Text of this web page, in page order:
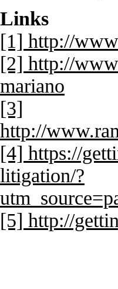
Links
[1] http://
[2] http://
mariano
[3]
http://
[4] https://
litigation/?
[5] http://